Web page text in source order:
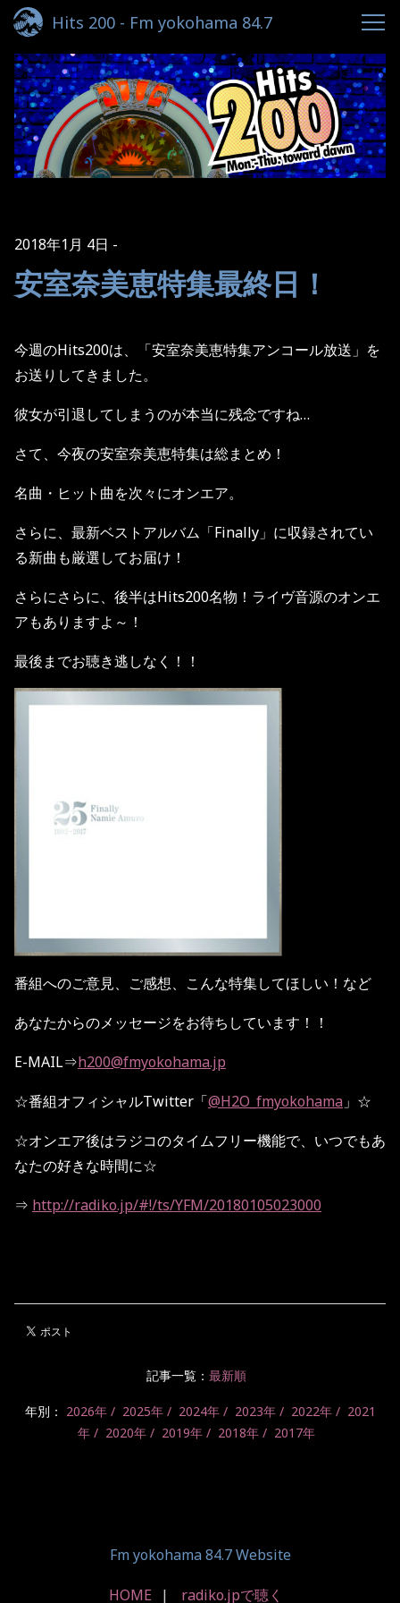
Hits 200 - Fm yokohama 84.7
2018年1月 4日
安室奈美恵特集最終日！
今週のHits200は、「安室奈美恵特集アンコール放送」を
お送りしてきました。
彼女が引退してしまうのが本当に残念ですね…
さて、今夜の安室奈美恵特集は総まとめ！
名曲・ヒット曲を次々にオンエア。
さらに、最新ベストアルバム「Finally 」に収録されてい
る新曲も厳選してお届け！
さらにさらに、後半はHits200名物！ライヴ音源のオンエ
アもありますよ～！
最後までお聴き逃しなく！！
番組へのご意見、ご感想、こんな特集してほしい！など
あなたからのメッセージをお待ちしています！！
E-MAIL⇒h200@fmyokohama.jp
☆番組オフィシャルTwitter 「@H2O_fmyokohama 」 ☆
☆オンエア後はラジコのタイムフリー機能で、いつでもあ
なたの好きな時間に☆
⇒ http://radiko.jp/#!/ts/YFM/20180105023000
記事一覧： 最新順
年別： 2026年 2025年 2024年 2023年 2022年
2021
年
2020年 2019年 2018年 2017年
Fm yokohama 84.7 Website
HOME radiko.jpで聴く